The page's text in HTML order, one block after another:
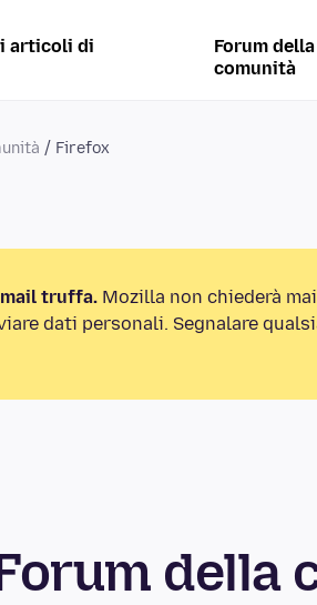
articoli di
Forum della
comunità
Firefox
truffa. Mozilla non chiederà
dati personali. Segnalare
della